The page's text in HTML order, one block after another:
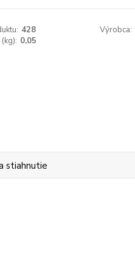
428 Výrobca:
0,05
stiahnutie